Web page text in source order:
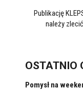
Publikację
należy
OSTATNIO
Pomysł na